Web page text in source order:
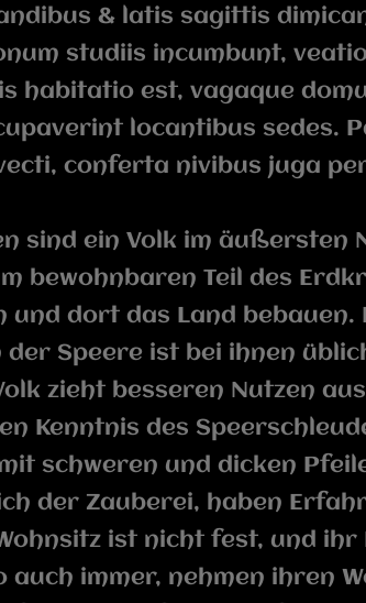
& latis sagittis
studiis incumbunt,
habitatio est, vagaque
locantibus sedes.
conferta nivibus juga
sind ein Volk im äußersten
bewohnbaren Teil des
und dort das Land bebauen.
der Speere ist bei ihnen
zieht besseren Nutzen
Kenntnis des
schweren und dicken
der Zauberei, haben
ist nicht fest, und ihr
auch immer, nehmen ihren